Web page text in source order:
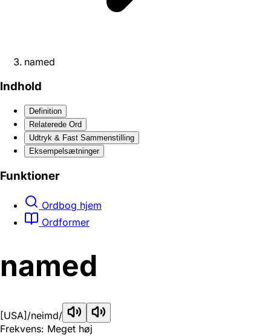
named
Indhold
Definition
Relaterede Ord
Udtryk & Fast Sammenstilling
Eksempelsætninger
Funktioner
Ordbog hjem
Ordformer
named
[USA] /neimd/
Frekvens: Meget høj